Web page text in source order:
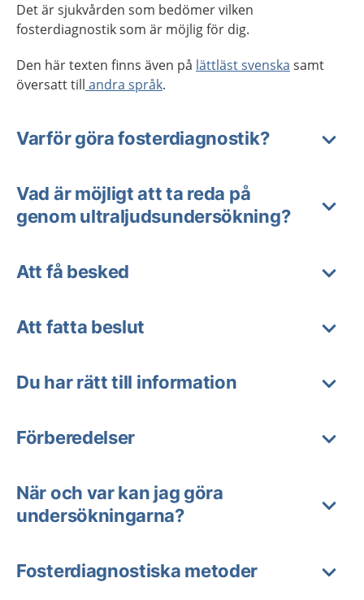
Det är sjukvården som bedömer vilken
fosterdiagnostik som är möjlig för dig.
Den här texten finns även på lättläst svenska samt
översatt till andra språk.
Varför göra fosterdiagnostik?
Vad är möjligt att ta reda på
genom ultraljudsundersökning?
Att få besked
Att fatta beslut
Du har rätt till information
Förberedelser
När och var kan jag göra
undersökningarna?
Fosterdiagnostiska metoder